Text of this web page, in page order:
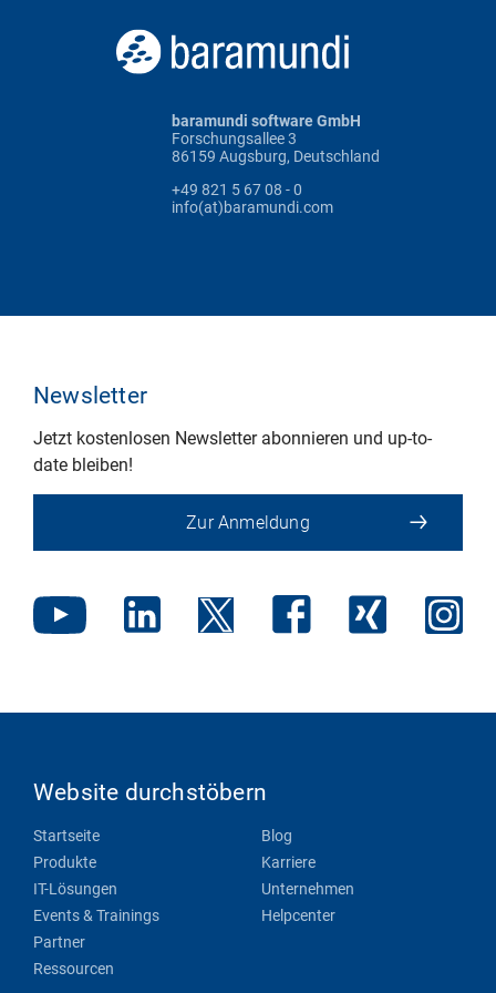
baramundi software GmbH
Forschungsallee 3
86159 Augsburg, Deutschland
+49 821 5 67 08 - 0
info(at)baramundi.com
Newsletter
Jetzt kostenlosen Newsletter abonnieren und up-to-
date bleiben!
Zur Anmeldung
Website durchstöbern
Startseite
Produkte
IT-Lösungen
Events & Trainings
Partner
Ressourcen
Blog
Karriere
Unternehmen
Helpcenter